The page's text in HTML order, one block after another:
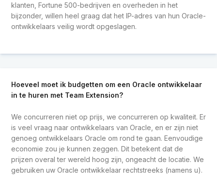
klanten, Fortune 500-bedrijven en overheden in het
bijzonder, willen heel graag dat het IP-adres van hun Oracle-
ontwikkelaars veilig wordt opgeslagen.
Hoeveel moet ik budgetten om een Oracle ontwikkelaar
in te huren met Team Extension?
We concurreren niet op prijs, we concurreren op kwaliteit. Er
is veel vraag naar ontwikkelaars van Oracle, en er zijn niet
genoeg ontwikkelaars Oracle om rond te gaan. Eenvoudige
economie zou je kunnen zeggen. Dit betekent dat de
prijzen overal ter wereld hoog zijn, ongeacht de locatie. We
gebruiken uw Oracle ontwikkelaar rechtstreeks (namens u).